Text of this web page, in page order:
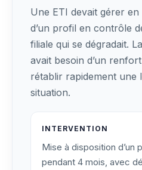
Une ETI devait gérer en
d’un profil en contrôle
filiale qui se dégradait.
avait besoin d’un
rétablir rapidement une
situation.
INTERVENTION
Mise à disposition d’un
pendant 4 mois, avec